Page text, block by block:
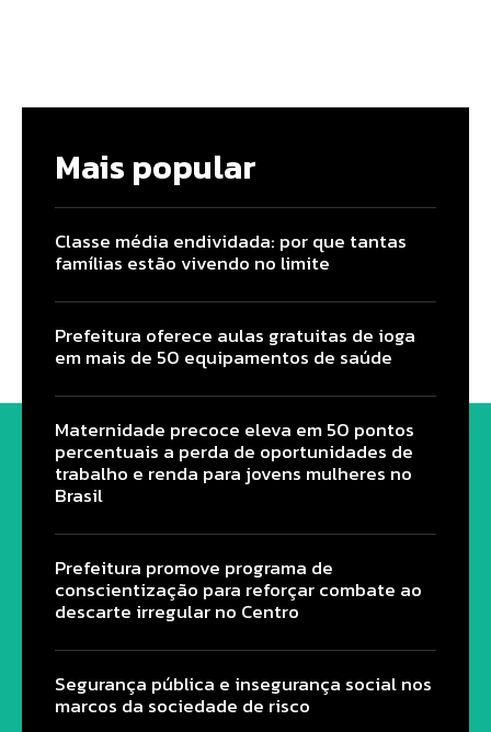
Mais popular
Classe média endividada: por que tantas
famílias estão vivendo no limite
Prefeitura oferece aulas gratuitas de ioga
em mais de 50 equipamentos de saúde
Maternidade precoce eleva em 50 pontos
percentuais a perda de oportunidades de
trabalho e renda para jovens mulheres no
Brasil
Prefeitura promove programa de
conscientização para reforçar combate ao
descarte irregular no Centro
Segurança pública e insegurança social nos
marcos da sociedade de risco